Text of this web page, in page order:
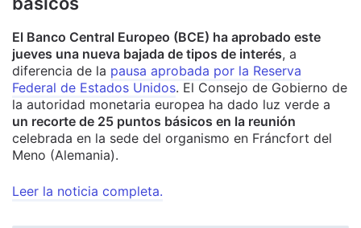
El Banco Central Europeo (BCE) ha aprobado este
jueves una nueva bajada de tipos de interés, a
diferencia de la pausa aprobada por la Reserva
Federal de Estados Unidos. El Consejo de Gobierno de
la autoridad monetaria europea ha dado luz verde a
un recorte de 25 puntos básicos en la reunión
celebrada en la sede del organismo en Fráncfort del
Meno (Alemania).
Leer la noticia completa.